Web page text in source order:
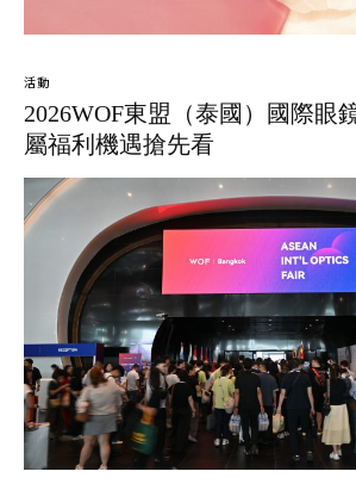
活動
2026WOF東盟（泰國）國際眼
屬福利機遇搶先看